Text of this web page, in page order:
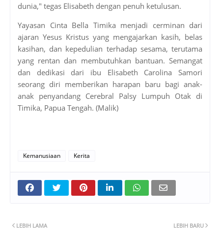
dunia," tegas Elisabeth dengan penuh ketulusan.
Yayasan Cinta Bella Timika menjadi cerminan dari
ajaran Yesus Kristus yang mengajarkan kasih, belas
kasihan, dan kepedulian terhadap sesama, terutama
yang rentan dan membutuhkan bantuan. Semangat
dan dedikasi dari ibu Elisabeth Carolina Samori
seorang diri memberikan harapan baru bagi anak-
anak penyandang Cerebral Palsy Lumpuh Otak di
Timika, Papua Tengah. (Malik)
Kemanusiaan Kerita
LEBIH BARU
LEBIH LAMA